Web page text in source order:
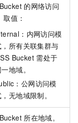
的网络访问
取值：
：内网访问模
所有关联集群与
Bucket 需处于
地域。
：公网访问模
无地域限制。
所在地域。